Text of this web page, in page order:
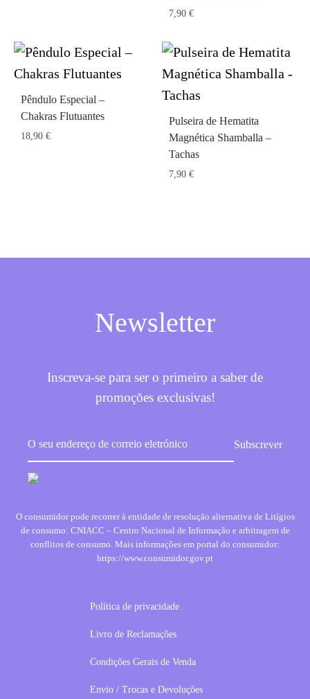
7,90 €
Pêndulo Especial –
Chakras Flutuantes
18,90 €
Pulseira de Hematita
Magnética Shamballa –
Tachas
7,90 €
Newsletter
Inscreva-se para ser o primeiro a saber de
promoções exclusivas!
O consumidor pode recorrer à entidade de resolução alternativa de Litígios
de consumo: CNIACC – Centro Nacional de Informação e arbitragem de
conflitos de consumo. Mais informações em portal do consumidor:
https://www.consumidor.gov.pt
Política de privacidade
Livro de Reclamações
Condições Gerais de Venda
Envio / Trocas e Devoluções